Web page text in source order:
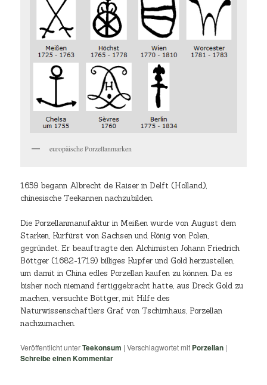
europäische Porzellanmarken
1659 begann Albrecht de Kaiser in Delft (Holland),
chinesische Teekannen nachzubilden.
Die Porzellanmanufaktur in Meißen wurde von August dem
Starken, Kurfürst von Sachsen und König von Polen,
gegründet. Er beauftragte den Alchimisten Johann Friedrich
Böttger (1682-1719) billiges Kupfer und Gold herzustellen,
um damit in China edles Porzellan kaufen zu können. Da es
bisher noch niemand fertiggebracht hatte, aus Dreck Gold zu
machen, versuchte Böttger, mit Hilfe des
Naturwissenschaftlers Graf von Tschirnhaus, Porzellan
nachzumachen.
Veröffentlicht unterTeekonsum |Verschlagwortet mit Porzellan |
Schreibe einen Kommentar